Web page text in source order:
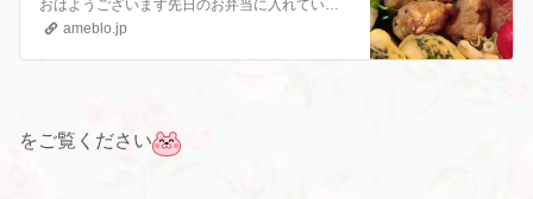
おはようございます先日のお弁当に入れていた大分中津風の唐揚げ レシピを紹介しましょうこのお弁当のブログはこちら→☆お弁当ブログをご覧くださいお友達…
ameblo.jp
をご覧ください